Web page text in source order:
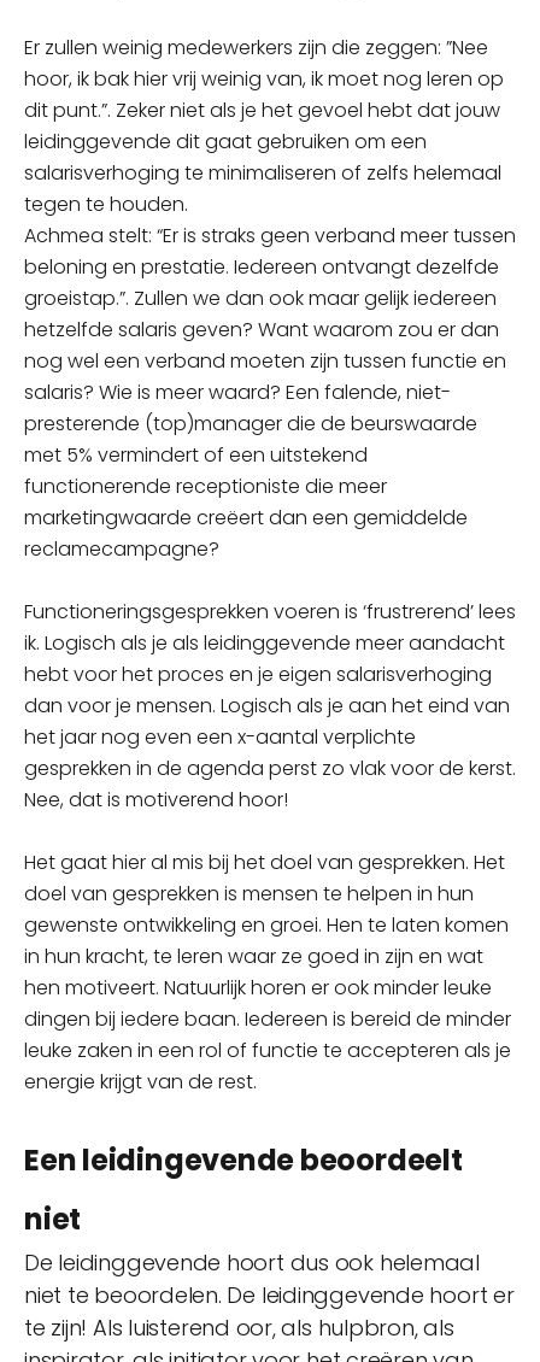
Er zullen weinig medewerkers zijn die zeggen: ”Nee
hoor, ik bak hier vrij weinig van, ik moet nog leren op
dit punt.”. Zeker niet als je het gevoel hebt dat jouw
leidinggevende dit gaat gebruiken om een
salarisverhoging te minimaliseren of zelfs helemaal
tegen te houden.
Achmea stelt: “Er is straks geen verband meer tussen
beloning en prestatie. Iedereen ontvangt dezelfde
groeistap.”. Zullen we dan ook maar gelijk iedereen
hetzelfde salaris geven? Want waarom zou er dan
nog wel een verband moeten zijn tussen functie en
salaris? Wie is meer waard? Een falende, niet-
presterende (top)manager die de beurswaarde
met 5% vermindert of een uitstekend
functionerende receptioniste die meer
marketingwaarde creëert dan een gemiddelde
reclamecampagne?
Functioneringsgesprekken voeren is ‘frustrerend’ lees
ik. Logisch als je als leidinggevende meer aandacht
hebt voor het proces en je eigen salarisverhoging
dan voor je mensen. Logisch als je aan het eind van
het jaar nog even een x-aantal verplichte
gesprekken in de agenda perst zo vlak voor de kerst.
Nee, dat is motiverend hoor!
Het gaat hier al mis bij het doel van gesprekken. Het
doel van gesprekken is mensen te helpen in hun
gewenste ontwikkeling en groei. Hen te laten komen
in hun kracht, te leren waar ze goed in zijn en wat
hen motiveert. Natuurlijk horen er ook minder leuke
dingen bij iedere baan. Iedereen is bereid de minder
leuke zaken in een rol of functie te accepteren als je
energie krijgt van de rest.
Een leidingevende beoordeelt
niet
De leidinggevende hoort dus ook helemaal
niet te beoordelen. De leidinggevende hoort er
te zijn! Als luisterend oor, als hulpbron, als